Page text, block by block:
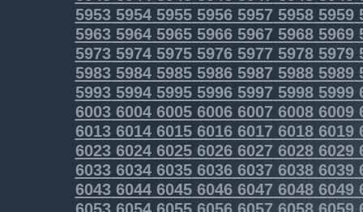
5953595459555956595759585959
5963596459655966596759685969
5973597459755976597759785979
5983598459855986598759885989
5993599459955996599759985999
6003600460056006600760086009
6013601460156016601760186019
6023602460256026602760286029
6033603460356036603760386039
6043604460456046604760486049